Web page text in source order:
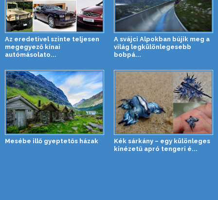
Az eredetivel szinte teljesen
megegyező kínai
autómásolato...
A svájci Alpokban bújik meg a
világ legkülönlegesebb
bobpá...
Mesébe illő gyeptetős házak
Kék sárkány – egy különleges
kinézetű apró tengeri é...